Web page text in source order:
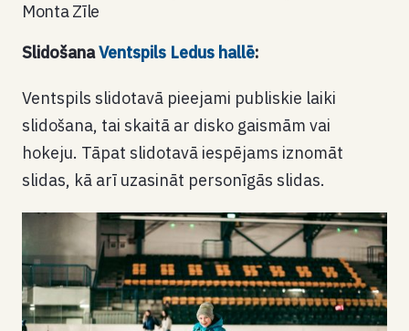
Monta Zīle
SlidošanaVentspils Ledus hallē:
Ventspils slidotavā pieejami publiskie laiki
slidošana, tai skaitā ar disko gaismām vai
hokeju. Tāpat slidotavā iespējams iznomāt
slidas, kā arī uzasināt personīgās slidas.